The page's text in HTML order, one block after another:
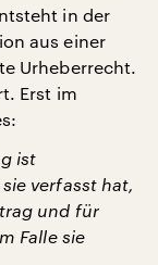
in der
aus einer
Urheberrecht.
Erst im
ist
verfasst hat,
und für
Falle sie